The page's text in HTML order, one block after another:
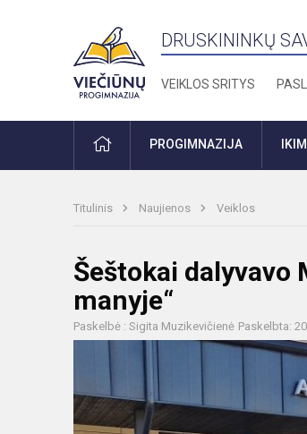
DRUSKININKŲ
VEIKLOS SRITYS
PRADŽIAPROGIMNAZIJA
Titulinis Naujienos Veiklos
Šeštokai dalyvavo
manyje“
Paskelbė : Sigita Muzikevičienė Paskelbta: